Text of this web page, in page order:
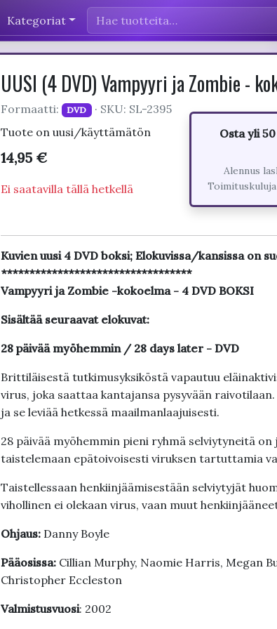
Kategoriat
UUSI (4 DVD) Vampyyri ja Zombie -
Formaatti: DVD
· SKU: SL-2395
Tuote on uusi/käyttämätön
14,95 €
Ei saatavilla tällä hetkellä
Osta yli
Alennus
Toimituskuluja
Kuvien uusi 4 DVD boksi; Elokuvissa/kansissa on
**********************************
Vampyyri ja Zombie -kokoelma - 4 DVD BOKSI
Sisältää seuraavat elokuvat:
28 päivää myöhemmin / 28 days later - DVD
Brittiläisestä tutkimusyksiköstä vapautuu
virus, joka saattaa kantajansa pysyvään
ja se leviää hetkessä maailmanlaajuisesti.
28 päivää myöhemmin pieni ryhmä selviytyneitä
taistelemaan epätoivoisesti viruksen tartuttamia
Taistellessaan henkiinjäämisestään selviytyjät
vihollinen ei olekaan virus, vaan muut
Ohjaus:Danny Boyle
Pääosissa: Cillian Murphy, Naomie Harris, Megan
Christopher Eccleston
Valmistusvuosi: 2002